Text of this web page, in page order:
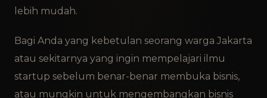
lebih mudah.
Bagi Anda yang kebetulan seorang warga Jakarta
atau sekitarnya yang ingin mempelajari ilmu
startup sebelum benar-benar membuka bisnis,
atau mungkin untuk mengembangkan bisnis